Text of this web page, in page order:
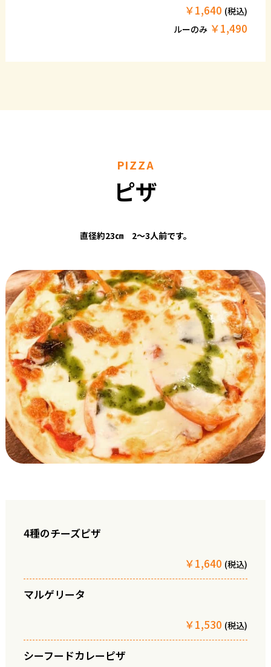
￥1,640 (税込)
ルーのみ ￥1,490
PIZZA
ピザ
直径約23㎝ 2～3人前です。
4種のチーズピザ
￥1,640 (税込)
マルゲリータ
￥1,530 (税込)
シーフードカレーピザ